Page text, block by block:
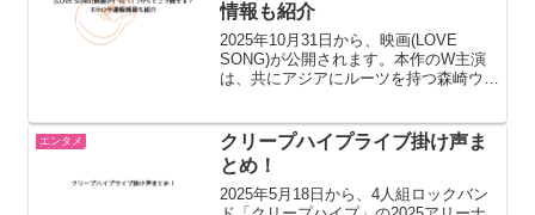
情報も紹介
2025年10月31日から、映画(LOVE
SONG)が公開されます。本作のW主演
は、共にアジアにルーツを持つ森崎ウィ
ラマ「2gether」を手掛けたチャンプ・
ウィーラ...
エンタメ
クリープハイプライブ掛け声ま
とめ！
2025年5月18日から、4人組ロックバン